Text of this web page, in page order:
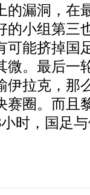
的漏洞，在
的小组第三
可能挤掉国
微。最后一
伊拉克，那
赛圈。而且
时，国足